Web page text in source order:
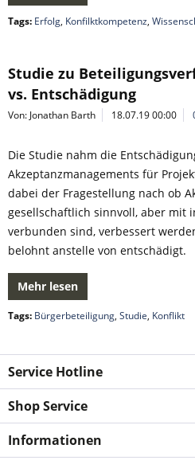
Tags: Erfolg, Konfilktkompetenz,
Studie zu
vs. Entschädigung
Von: Jonathan Barth 18.07.19 00:00
Die Studie nahm die
Akzeptanzmanagements für
dabei der Fragestellung nach ob
gesellschaftlich sinnvoll, aber mit
verbunden sind, verbessert
belohnt anstelle von entschädigt.
Mehr lesen
Tags: Bürgerbeteiligung, Studie, Konflikt
Service Hotline
Shop Service
Informationen